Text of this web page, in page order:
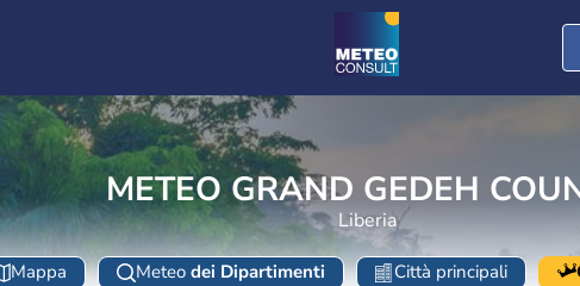
METEO GRAND GEDEH
Liberia
Mappa Meteo dei Dipartimenti Città principali